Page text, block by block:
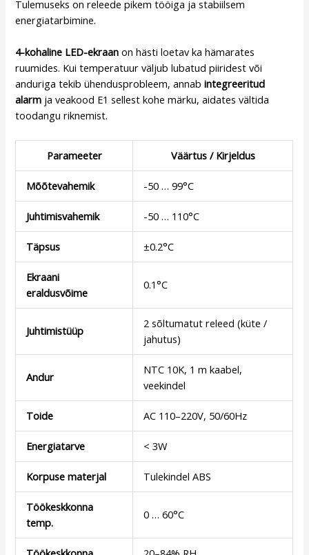
Tulemuseks on releede pikem tööiga ja stabiilsem
energiatarbimine.
4-kohaline LED-ekraan on hästi loetav ka hämarates
ruumides. Kui temperatuur väljub lubatud piiridest või
anduriga tekib ühendusprobleem, annabintegreeritud
alarm ja veakood E1 sellest kohe märku, aidates vältida
toodangu riknemist.
Parameeter Väärtus / Kirjeldus
Mõõtevahemik -50 … 99°C
Juhtimisvahemik -50 … 110°C
Täpsus ±0.2°C
Ekraani
eraldusvõime
0.1°C
Juhtimistüüp
2 sõltumatut releed (küte /
jahutus)
Andur
NTC 10K, 1 m kaabel,
veekindel
Toide AC 110–220V, 50/60Hz
Energiatarve < 3W
Korpuse materjal Tulekindel ABS
Töökeskkonna
temp.
0 … 60°C